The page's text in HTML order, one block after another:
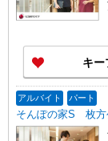
キー
アルバイト パート
そんぽの家S 枚方